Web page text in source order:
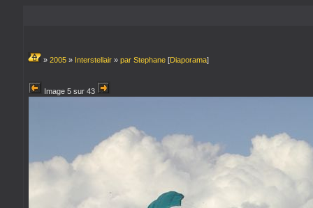
» 2005» Interstellair» par Stephane[Diaporama]
Image 5 sur 43